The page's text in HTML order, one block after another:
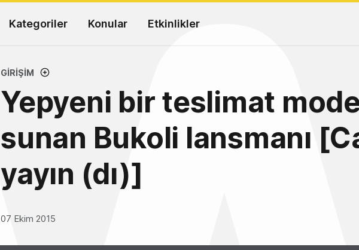
Kategoriler Konular Etkinlikler
GIRIŞIM
Yepyeni bir teslimat
sunan Bukoli lansmanı
yayın (dı)]
07 Ekim 2015